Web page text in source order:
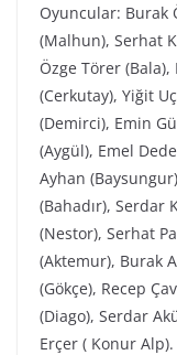
Oyuncular: Burak
(Malhun), Serhat
Özge Törer (Bala),
(Cerkutay), Yiğit
(Demirci), Emin
(Aygül), Emel
Ayhan
(Bahadır), Serdar
(Nestor), Serhat
(Aktemur), Burak
(Gökçe), Recep
(Diago), Serdar
Erçer ( Konur Alp).